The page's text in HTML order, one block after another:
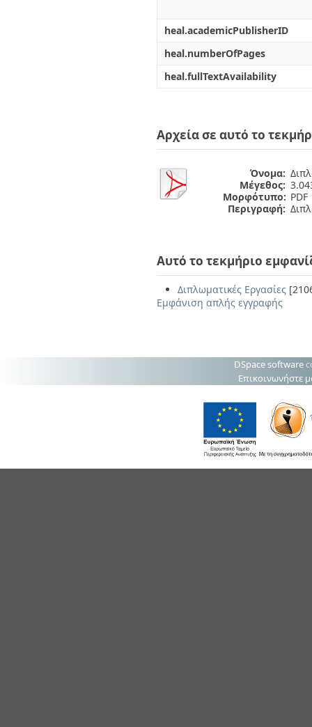
heal.academicPublisherID
heal.numberOfPages
heal.fullTextAvailability
Αρχεία σε αυτό το
Όνομα:
Μέγεθος:
Μορφότυπο: PDF
Περιγραφή:
Αυτό το τεκμήριο
Διπλωματικές Εργασίες
Εμφάνιση απλής εγγραφής
DSpace software
Επικοινωνήστε